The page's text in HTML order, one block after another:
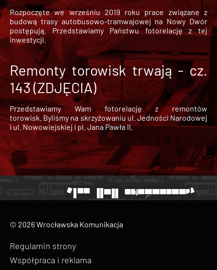
Rozpoczęte we wrześniu 2019 roku prace związane z
budową trasy autobusowo-tramwajowej na Nowy Dwór
postępują. Przedstawiamy Państwu fotorelację z tej
inwestycji.
Remonty torowisk trwają - cz.
143 (ZDJĘCIA)
Przedstawiamy Wam fotorelację z remontów
torowisk. Byliśmy na skrzyżowaniu ul. Jedności Narodowej
i ul. Nowowiejskiej i pl. Jana Pawła II.
© 2026 Wrocławska Komunikacja
Regulamin strony
Współpraca i reklama